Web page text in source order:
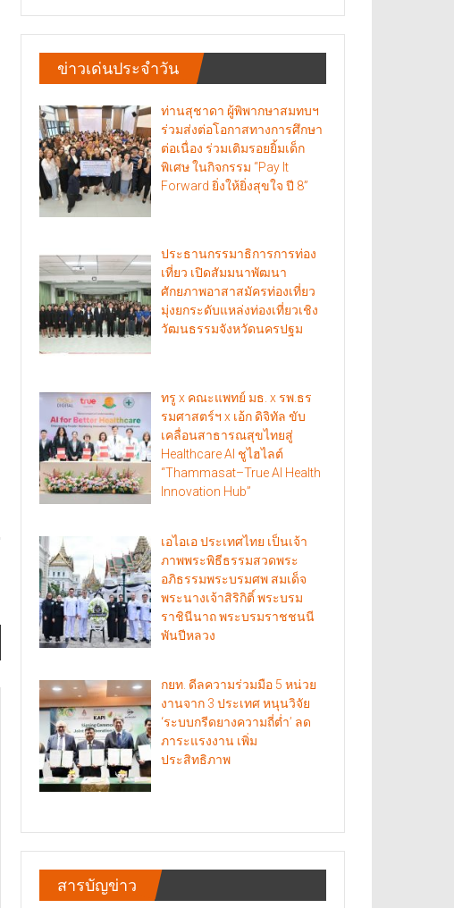
ข่าวเด่นประจำวัน
ท่านสุชาดา ผู้พิพากษาสมทบฯ
ร่วมส่งต่อโอกาสทางการศึกษา
ต่อเนื่อง ร่วมเติมรอยยิ้มเด็ก
พิเศษ ในกิจกรรม “Pay It
Forward ยิ่งให้ยิ่งสุขใจ ปี 8”
ประธานกรรมาธิการการท่อง
เที่ยว เปิดสัมมนาพัฒนา
ศักยภาพอาสาสมัครท่องเที่ยว
มุ่งยกระดับแหล่งท่องเที่ยวเชิง
วัฒนธรรมจังหวัดนครปฐม
ทรู x คณะแพทย์ มธ. x รพ.ธร
รมศาสตร์ฯ x เอ้ก ดิจิทัล ขับ
เคลื่อนสาธารณสุขไทยสู่
Healthcare AI ชูไฮไลต์
“Thammasat–True AI Health
Innovation Hub”
เอไอเอ ประเทศไทย เป็นเจ้า
ภาพพระพิธีธรรมสวดพระ
อภิธรรมพระบรมศพ สมเด็จ
พระนางเจ้าสิริกิติ์ พระบรม
ราชินีนาถ พระบรมราชชนนี
พันปีหลวง
กยท. ดีลความร่วมมือ 5 หน่วย
งานจาก 3 ประเทศ หนุนวิจัย
‘ระบบกรีดยางความถี่ต่ำ’ ลด
ภาระแรงงาน เพิ่ม
ประสิทธิภาพ
สารบัญข่าว